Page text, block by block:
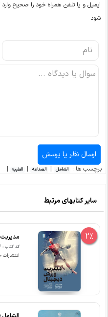
ایمیل و یا تلفن همراه خود را صحیح
شود
برچسب ها : الشامل | الصناعه | الطبیه |
سایر کتابهای مرتبط
2%
کد کتاب : 195676